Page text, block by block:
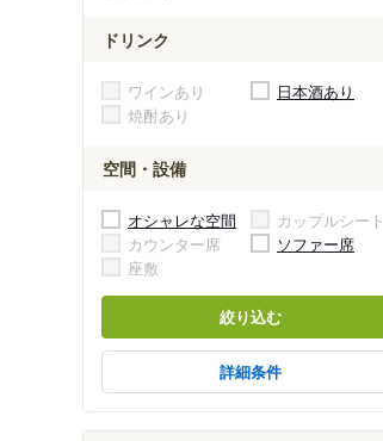
ドリンク
ワインあり
日本酒あり
焼酎あり
空間・設備
オシャレな空間
カップルシート
カウンター席
ソファー席
座敷
絞り込む
詳細条件